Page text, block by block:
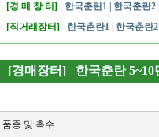
[경 매 장 터]
한국춘란1 한국춘란2
[직거래장터]
한국춘란1 한국춘란2
[경매장터] 한국춘란 5~10
품종 및 촉수